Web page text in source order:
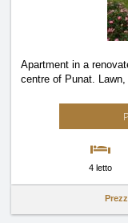
Apartment in a
centre of Punat.
4 letto